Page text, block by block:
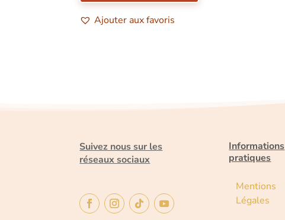
Ajouter aux favoris
Suivez nous sur les
réseaux sociaux
Informations
pratiques
Mentions
Légales